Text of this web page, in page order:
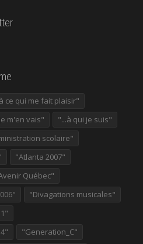
ce qui me fait plaisir"
m'en vais"
"...à qui je suis"
scolaire"
"Atlanta 2007"
Québec"
"Divagations musicales"
"Generation_C"